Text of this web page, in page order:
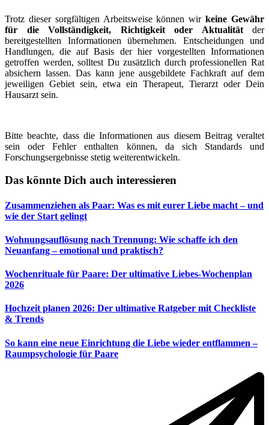
Trotz dieser sorgfältigen Arbeitsweise können wirkeine Gewähr
für die Vollständigkeit, Richtigkeit oder Aktualitätder
bereitgestellten Informationen übernehmen. Entscheidungen und
Handlungen, die auf Basis der hier vorgestellten Informationen
getroffen werden, solltest Du zusätzlich durch professionellen Rat
absichern lassen. Das kann jene ausgebildete Fachkraft auf dem
jeweiligen Gebiet sein, etwa ein Therapeut, Tierarzt oder Dein
Hausarzt sein.
Bitte beachte, dass die Informationen aus diesem Beitrag veraltet
sein oder Fehler enthalten können, da sich Standards und
Forschungsergebnisse stetig weiterentwickeln.
Das könnte Dich auch interessieren
Zusammenziehen als Paar: Was es mit eurer Liebe macht – und
wie der Start gelingt
Wohnungsauflösung nach Trennung: Wie schaffe ich den
Neuanfang – emotional und praktisch?
Wochenrituale für Paare: Der ultimative Liebes-Wochenplan
2026
Hochzeit planen 2026: Der ultimative Ratgeber mit Checkliste
& Trends
So kann eine neue Einrichtung die Liebe wieder entflammen –
Raumpsychologie für Paare